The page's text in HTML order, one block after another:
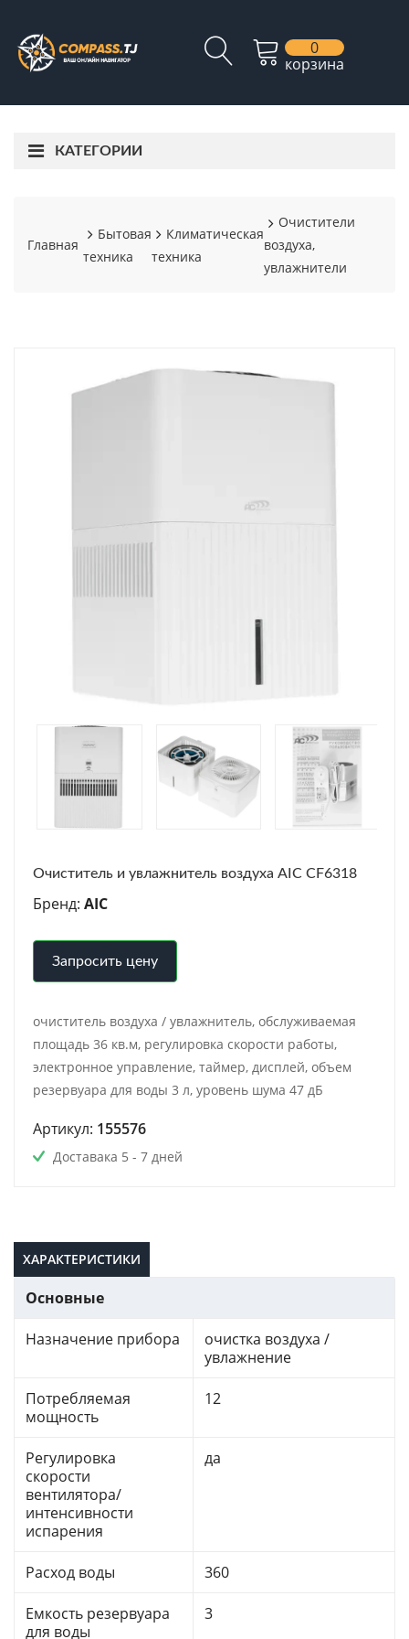
0
корзина
КАТЕГОРИИ
Главная
Бытовая
техника
Климатическая
техника
Очистители
воздуха,
увлажнители
Очиститель и увлажнитель воздуха AIC CF6318
Бренд: AIC
Запросить цену
очиститель воздуха / увлажнитель, обслуживаемая
площадь 36 кв.м, регулировка скорости работы,
электронное управление, таймер, дисплей, объем
резервуара для воды 3 л, уровень шума 47 дБ
Артикул: 155576
Доставака 5 - 7 дней
ХАРАКТЕРИСТИКИ
Основные
Назначение прибора
очистка воздуха /
увлажнение
Потребляемая
мощность
12
Регулировка
скорости
вентилятора/
интенсивности
испарения
да
Расход воды 360
Емкость резервуара
для воды
3